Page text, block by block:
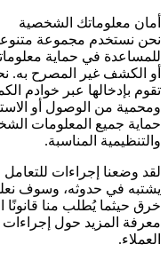
أمان معلوماتك الشخصية
نحن نستخدم مجموعة
للمساعدة في حماية
أو الكشف غير المصرح به.
تقوم بإدخالها عبر خوادم
ومحمية من الوصول أو
حماية جميع المعلومات
والتنظيمية المناسبة.
لقد وضعنا إجراءات
يشتبه في حدوثه، وسوف
خرق حيثما يُطلب منا قانونًا
معرفة المزيد حول إجراءات
العملاء.